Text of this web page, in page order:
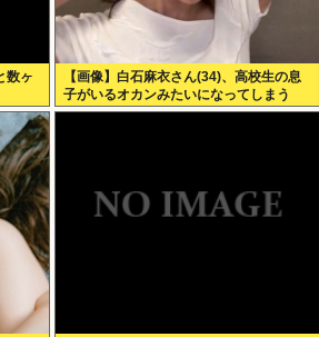
数ヶ
【画像】白石麻衣さん(34)、高校生の息
子がいるオカンみたいになってしまう